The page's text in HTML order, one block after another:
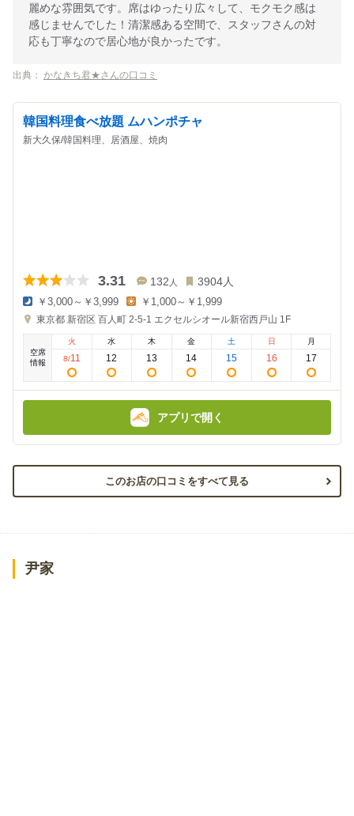
麗めな雰囲気です。席はゆったり広々して、モクモク感は
感じませんでした！清潔感ある空間で、スタッフさんの対
応も丁寧なので居心地が良かったです。
出典： かなきち君★さんの口コミ
韓国料理食べ放題 ムハンポチャ
新大久保/韓国料理、居酒屋、焼肉
3.31 132 人 3904人
夜
の
額
￥3,000～￥3,999
の
￥1,000～￥1,999
東京都 新宿区 百人町 2-5-1 エクセルシオール新宿西戸山 1F
空席
情報
火
8/11
水
12
木
13
金
14
土
15
日
16
月
17
アプリで開く
このお店の口コミをすべて見る
尹家